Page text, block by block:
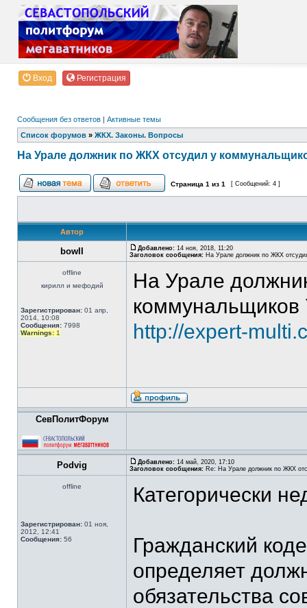
Вход Регистрация
Сообщения без ответов | Активные темы
Список форумов » ЖКХ. Законы. Вопросы
На Урале должник по ЖКХ отсудил у
Страница 1 из 1 [ Сообщений: 4 ]
Автор
bowII Добавлено: 14 ноя, 2018, 11:20
Заголовок сообщения: На Урале должник по ЖКХ
offline
кирилл и мефодий
Зарегистрирован: 01 апр,
2014, 10:08
Сообщения: 7998
Warnings: 1
На Урале
коммунальщиков
http://expert-
СевПолитФорум
Podvig Добавлено: 14 май, 2020, 17:10
Заголовок сообщения: Re: На Урале должник по ЖКХ
offline
Зарегистрирован: 01 ноя,
2012, 12:41
Сообщения: 56
Категорически
Гражданский
определяет
обязательства